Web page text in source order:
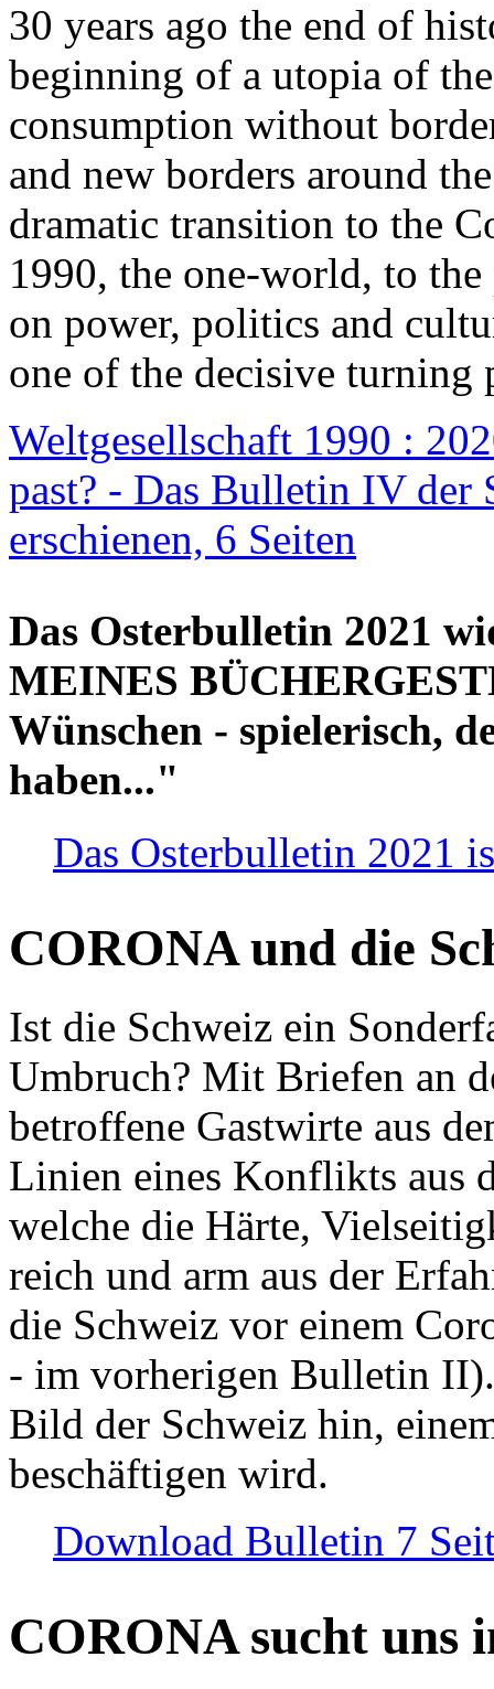
30 years ago the end of
beginning of a utopia of
consumption without
and new borders around
dramatic transition to the
1990, the one-world, to the
on power, politics and
one of the decisive turning
Weltgesellschaft 1990 :
past? - Das Bulletin IV der
erschienen, 6 Seiten
Das Osterbulletin 2021
MEINES
Wünschen - spielerisch,
haben..."
Das Osterbulletin 2021
CORONA und die
Ist die Schweiz ein
Umbruch? Mit Briefen an
betroffene Gastwirte aus
Linien eines Konflikts aus
welche die Härte,
reich und arm aus der
die Schweiz vor einem
- im vorherigen Bulletin
Bild der Schweiz hin,
beschäftigen wird.
Download Bulletin 7
CORONA sucht uns